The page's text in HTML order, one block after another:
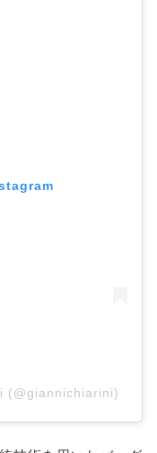
(@giannichiarini)